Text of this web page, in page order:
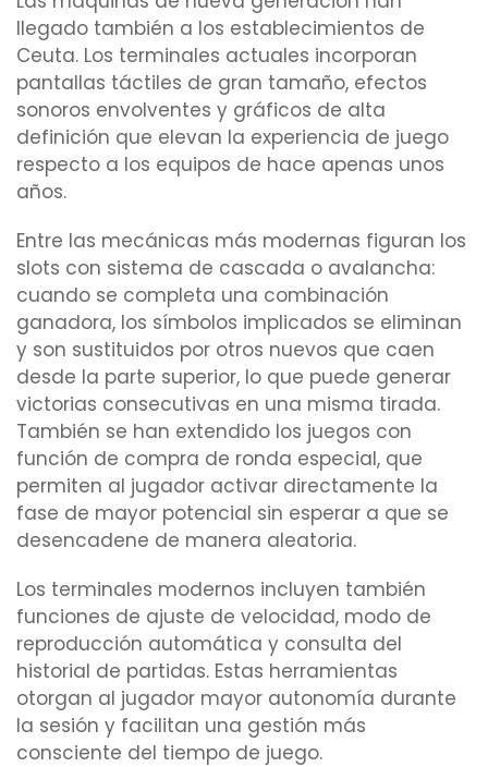
llegado también a los establecimientos de
Ceuta. Los terminales actuales incorporan
pantallas táctiles de gran tamaño, efectos
sonoros envolventes y gráficos de alta
definición que elevan la experiencia de juego
respecto a los equipos de hace apenas unos
años.
Entre las mecánicas más modernas figuran los
slots con sistema de cascada o avalancha:
cuando se completa una combinación
ganadora, los símbolos implicados se eliminan
y son sustituidos por otros nuevos que caen
desde la parte superior, lo que puede generar
victorias consecutivas en una misma tirada.
También se han extendido los juegos con
función de compra de ronda especial, que
permiten al jugador activar directamente la
fase de mayor potencial sin esperar a que se
desencadene de manera aleatoria.
Los terminales modernos incluyen también
funciones de ajuste de velocidad, modo de
reproducción automática y consulta del
historial de partidas. Estas herramientas
otorgan al jugador mayor autonomía durante
la sesión y facilitan una gestión más
consciente del tiempo de juego.